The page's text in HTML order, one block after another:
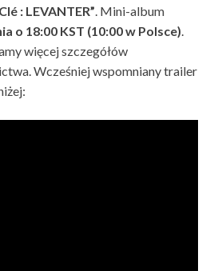
: LEVANTER”. Mini-album
o 18:00 KST (10:00 w Polsce).
więcej szczegółów
Wcześniej wspomniany trailer